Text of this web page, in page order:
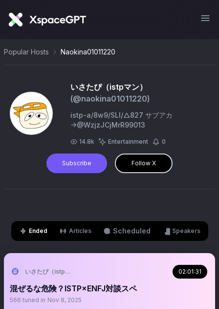
Popular Hosts Naokina01011220
いさたぴ（istpマン）
(@naokina01011220)
istp-a/8w9/SLI/△827 サブアカ
→@WzjzJCjMrR99013
14.8k Entertainment 0
Subscribe Follow X
Ended Articles Scheduled Speakers
いさたぴ（istpマン） 02:01:31
混ぜるな危険？ISTP×ENFJ対談スペ
566 tuned in Nov 8, 2025